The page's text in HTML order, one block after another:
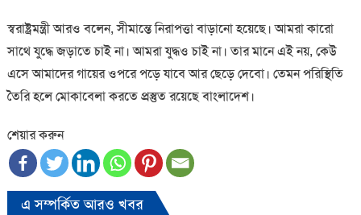
স্বরাষ্ট্রমন্ত্রী আরও বলেন, সীমান্তে নিরাপত্তা বাড়ানো হয়েছে। আমরা কারো
সাথে যুদ্ধে জড়াতে চাই না। আমরা যুদ্ধও চাই না। তার মানে এই নয়, কেউ
এসে আমাদের গায়ের ওপরে পড়ে যাবে আর ছেড়ে দেবো। তেমন পরিস্থিতি
তৈরি হলে মোকাবেলা করতে প্রস্তুত রয়েছে বাংলাদেশ।
শেয়ার করুন
এ সম্পর্কিত আরও খবর